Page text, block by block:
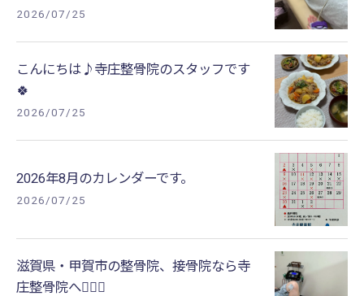
2026/07/25
こんにちは♪寺庄整骨院のスタッフです
🍀
2026/07/25
2026年8月のカレンダーです。
2026/07/25
滋賀県・甲賀市の整骨院、接骨院なら寺
庄整骨院へ🚴🏻‍♂️